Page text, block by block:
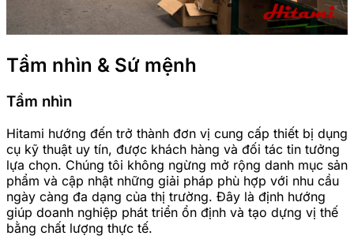
Tầm nhìn & Sứ mệnh
Tầm nhìn
Hitami hướng đến trở thành đơn vị cung cấp thiết bị dụng
cụ kỹ thuật uy tín, được khách hàng và đối tác tin tưởng
lựa chọn. Chúng tôi không ngừng mở rộng danh mục sản
phẩm và cập nhật những giải pháp phù hợp với nhu cầu
ngày càng đa dạng của thị trường. Đây là định hướng
giúp doanh nghiệp phát triển ổn định và tạo dựng vị thế
bằng chất lượng thực tế.